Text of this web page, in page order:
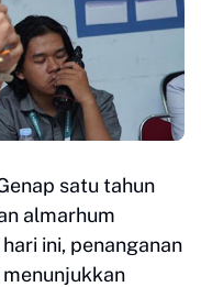
satu tahun
almarhum
ini, penanganan